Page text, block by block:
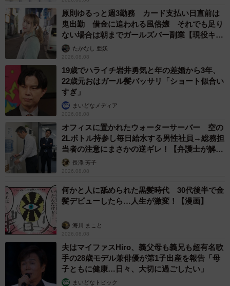
良くいつも追いかけっこして遊んでます。ユキにはたまに
甘える感じで、少しお兄さんっぽくなりました！」
◇ ◇
原則ゆるっと週3勤務 カード支払い日直前は
鬼出勤 借金に追われる風俗嬢 それでも足り
ない場合は朝までガールズバー副業【現役キャ
ストに取材】
たかなし 亜妖
2026.08.08
19歳でハライチ岩井勇気と年の差婚から3年、
22歳元おはガール髪バッサリ「ショート似合い
すぎ」
まいどなメディア
2026.08.08
オフィスに置かれたウォーターサーバー 空の
2Lボトル持参し毎日給水する男性社員→総務担
当者の注意にまさかの逆ギレ！【弁護士が解
説】長澤 芳子
2026.08.08
何かと人に舐められた黒髪時代 30代後半で金
髪デビューしたら…人生が激変！【漫画】
海川 まこと
2026.08.08
夫はマイファスHiro、義父母も義兄も超有名歌
手の28歳モデル兼俳優が第1子出産を報告「母
子ともに健康…日々、大切に過ごしたい」
まいどなトピック